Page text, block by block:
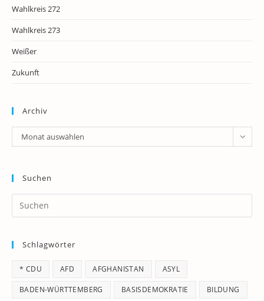
Wahlkreis 272
Wahlkreis 273
Weißer
Zukunft
Archiv
Archiv
Monat auswählen
Suchen
Schlagwörter
* CDU AFD AFGHANISTAN ASYL
BADEN-WÜRTTEMBERG BASISDEMOKRATIE BILDUNG